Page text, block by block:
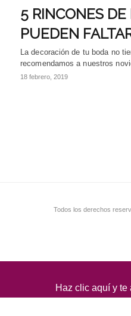
5 RINCONES
PUEDEN
La decoración de tu boda no
recomendamos a nuestros
18 febrero, 2019
Todos los derechos
Haz clic aquí y te